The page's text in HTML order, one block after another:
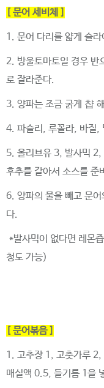
[ 문어 세비체 ]
1. 문어 다리를 얇게 슬
2. 방울토마토일 경우 반
로 잘라준다.
3. 양파는 조금 굵게 챱
4. 파슬리 , 루꼴라, 바질,
5. 올리브유 3, 발사믹 2,
후추를 갈아서 소스를 준
6. 양파의 물을 빼고 문
다.
*발사믹이 없다면 레몬
청도 가능)
[ 문어볶음]
1. 고추장 1, 고춧가루 2,
매실액 0.5, 들기름 1을